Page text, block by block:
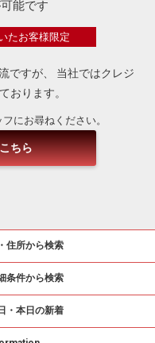
能です
たお客様限定
ですが、
当社ではクレジ
おります。
にお尋ねください。
ちら
住所から検索
条件から検索
・本日の新着